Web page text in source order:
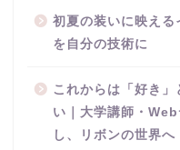
初夏の装いに映える
を自分の技術に
これからは「好き
い｜大学講師・
し、リボンの世界へ